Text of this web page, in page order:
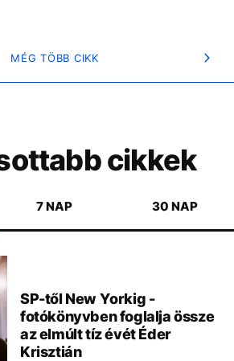
MÉG TÖBB CIKK
cikkek
7 NAP 30 NAP
SP-től New Yorkig -
fotókönyvben foglalja össze
az elmúlt tíz évét Éder
Krisztián